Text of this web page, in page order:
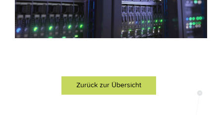
Zurück zur Übersicht